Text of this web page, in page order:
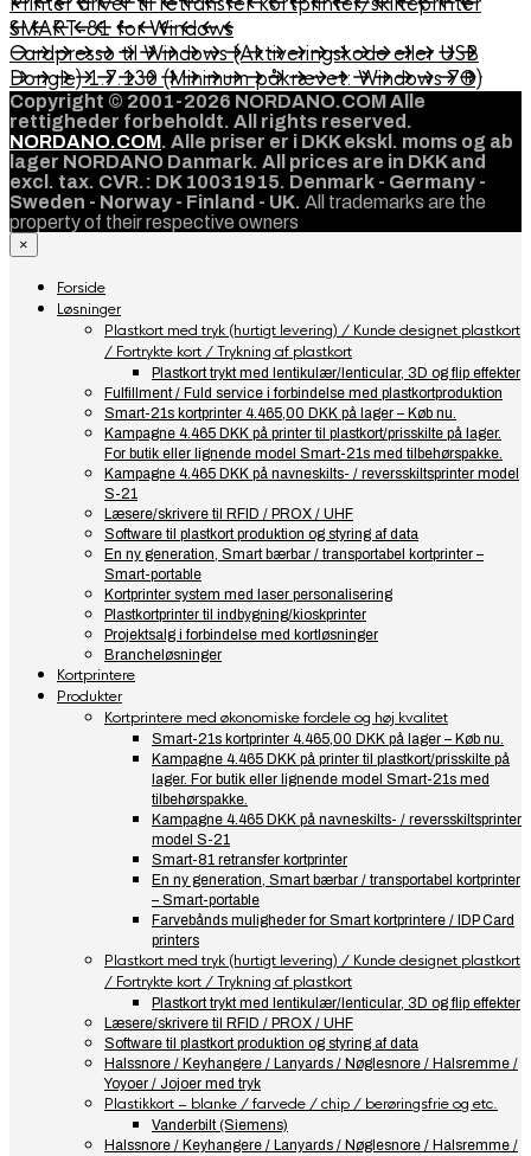
SMART-81 for Windows
Cardpresso til Windows (Aktiveringskode eller USB
Dongle) 1.7.130 (Minimum påkrævet: Windows 7®)
Copyright © 2001-2026 NORDANO.COM Alle
rettigheder forbeholdt. All rights reserved.
NORDANO.COM. Alle priser er i DKK ekskl. moms og ab
lager NORDANO Danmark. All prices are in DKK and
excl. tax. CVR.: DK 10031915. Denmark - Germany -
Sweden - Norway - Finland - UK. All trademarks are the
property of their respective owners
×
Forside
Løsninger
Plastkort med tryk (hurtigt levering) / Kunde designet plastkort
/ Fortrykte kort / Trykning af plastkort
Plastkort trykt med lentikulær/lenticular, 3D og flip effekter
Fulfillment / Fuld service i forbindelse med plastkortproduktion
Smart-21s kortprinter 4.465,00 DKK på lager – Køb nu.
Kampagne 4.465 DKK på printer til plastkort/prisskilte på lager.
For butik eller lignende model Smart-21s med tilbehørspakke.
Kampagne 4.465 DKK på navneskilts- / reversskiltsprinter model
S-21
Læsere/skrivere til RFID / PROX / UHF
Software til plastkort produktion og styring af data
En ny generation, Smart bærbar / transportabel kortprinter –
Smart-portable
Kortprinter system med laser personalisering
Plastkortprinter til indbygning/kioskprinter
Projektsalg i forbindelse med kortløsninger
Brancheløsninger
Kortprintere
Produkter
Kortprintere med økonomiske fordele og høj kvalitet
Smart-21s kortprinter 4.465,00 DKK på lager – Køb nu.
Kampagne 4.465 DKK på printer til plastkort/prisskilte på
lager. For butik eller lignende model Smart-21s med
tilbehørspakke.
Kampagne 4.465 DKK på navneskilts- / reversskiltsprinter
model S-21
Smart-81 retransfer kortprinter
En ny generation, Smart bærbar / transportabel kortprinter
– Smart-portable
Farvebånds muligheder for Smart kortprintere / IDP Card
printers
Plastkort med tryk (hurtigt levering) / Kunde designet plastkort
/ Fortrykte kort / Trykning af plastkort
Plastkort trykt med lentikulær/lenticular, 3D og flip effekter
Læsere/skrivere til RFID / PROX / UHF
Software til plastkort produktion og styring af data
Halssnore / Keyhangere / Lanyards / Nøglesnore / Halsremme /
Yoyoer / Jojoer med tryk
Plastikkort – blanke / farvede / chip / berøringsfrie og etc.
Vanderbilt (Siemens)
Halssnore / Keyhangere / Lanyards / Nøglesnore / Halsremme /